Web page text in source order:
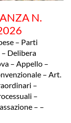
N.
– Parti
Delibera
– Appello –
– Art.
–
–
– –